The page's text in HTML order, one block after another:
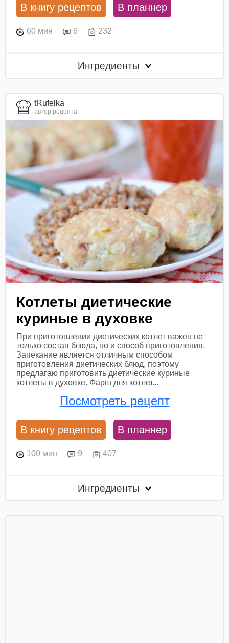
В книгу рецептов В планнер
60 мин 6 232
Ингредиенты
tRufelka
автор рецепта
Котлеты диетические
куриные в духовке
При приготовлении диетических котлет важен не
только состав блюда, но и способ приготовления.
Запекание является отличным способом
приготовления диетических блюд, поэтому
предлагаю приготовить диетические куриные
котлеты в духовке. Фарш для котлет...
Посмотреть рецепт
В книгу рецептов В планнер
100 мин 9 407
Ингредиенты